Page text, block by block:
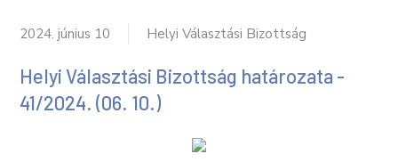
2024. június 10 Helyi Választási Bizottság
Helyi Választási Bizottság határozata -
41/2024. (06. 10.)